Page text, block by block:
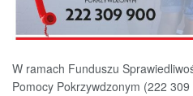
W ramach Funduszu
Pomocy Pokrzywdzonym (222 309